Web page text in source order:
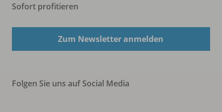
Sofort profitieren
Zum Newsletter anmelden
Folgen Sie uns auf Social Media